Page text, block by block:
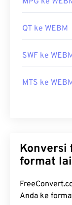
QT ke WEBM
SWF ke
MTS ke
Konversi file MOD
format
Anda ke